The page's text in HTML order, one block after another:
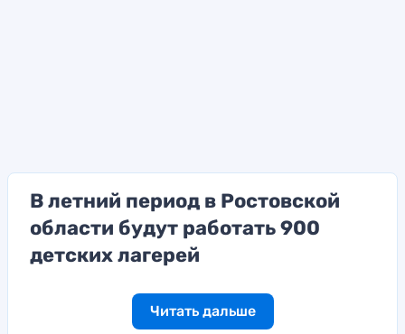
В летний период в Ростовской
области будут работать 900
детских лагерей
Читать дальше